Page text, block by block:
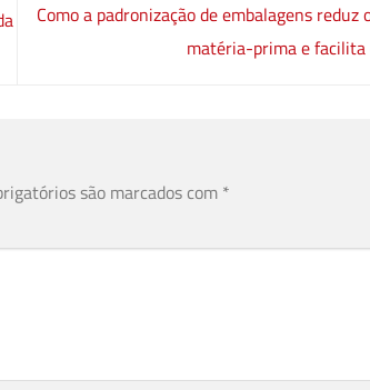
Como a padronização de embalagens reduz
matéria-prima e facilita
são marcados com *